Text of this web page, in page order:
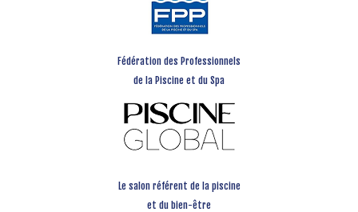
Fédération des Professionnels
de la Piscine et du Spa
Le salon référent de la piscine
et du bien-être